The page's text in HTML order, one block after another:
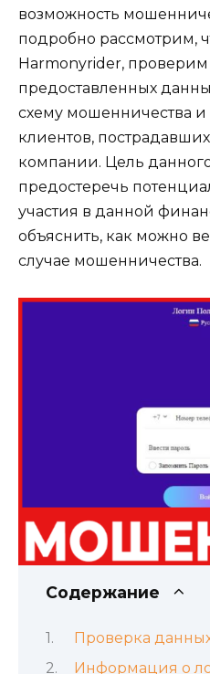
возможность
подробно рассмотрим,
Harmonyrider, проверим
предоставленных
схему мошенничества
клиентов,
компании. Цель
предостеречь
участия в данной
объяснить, как можно
случае мошенничества.
Содержание
Проверка
Информация о